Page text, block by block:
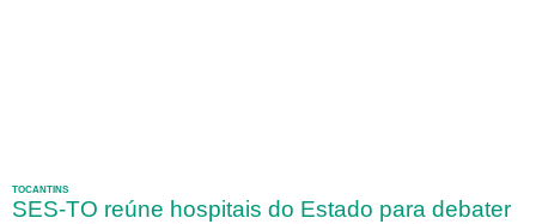
TOCANTINS
SES-TO reúne hospitais do Estado para debater